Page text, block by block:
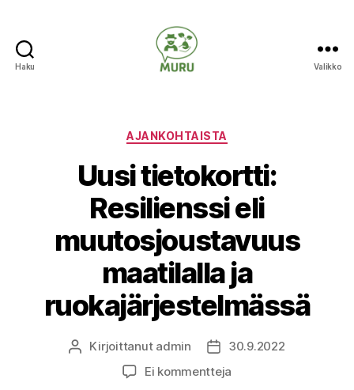
Haku Valikko
Kategoriat
AJANKOHTAISTA
Uusi tietokortti:
Resilienssi eli
muutosjoustavuus
maatilalla ja
ruokajärjestelmässä
Kirjoittaja
Kirjoittanut admin Julkaisupäivämäärä
30.9.2022
Ei kommentteja